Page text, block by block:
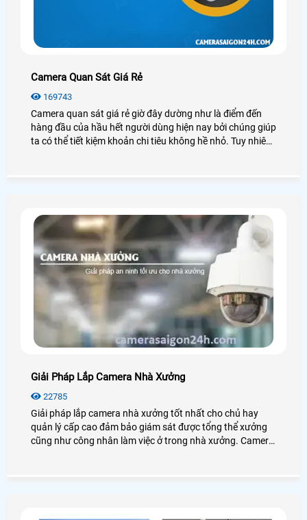
Camera Quan Sát Giá Rẻ
169743
Camera quan sát giá rẻ giờ đây dường như là điểm đến
hàng đầu của hầu hết người dùng hiện nay bởi chúng giúp
ta có thể tiết kiệm khoản chi tiêu không hề nhỏ. Tuy nhiên
Giải Pháp Lắp Camera Nhà Xưởng
22785
Giải pháp lắp camera nhà xưởng tốt nhất cho chủ hay
quản lý cấp cao đảm bảo giám sát được tổng thể xưởng
cũng như công nhân làm việc ở trong nhà xưởng. Camera